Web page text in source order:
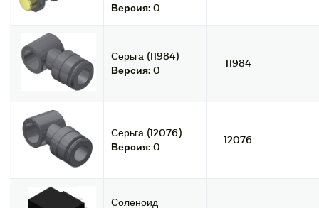
Версия: 0
Серьга (11984)
Версия: 0
11984
Серьга (12076)
Версия: 0
12076
Соленоид